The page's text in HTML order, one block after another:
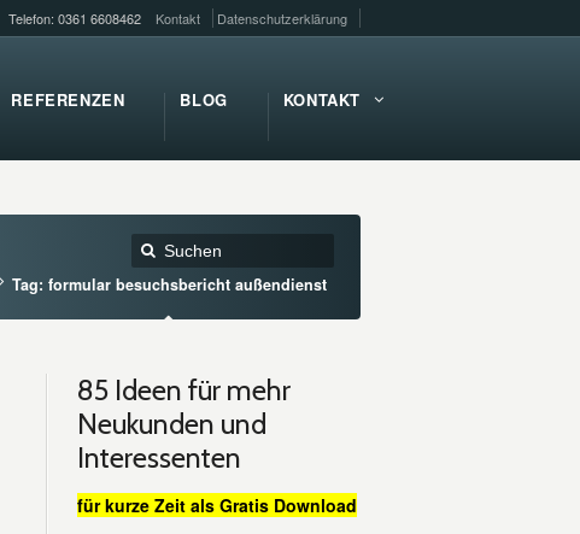
Telefon: 0361 6608462 Kontakt Datenschutzerklärung
REFERENZEN BLOG KONTAKT
Tag: formular besuchsbericht außendienst
85 Ideen für mehr
Neukunden und
Interessenten
für kurze Zeit als Gratis Download